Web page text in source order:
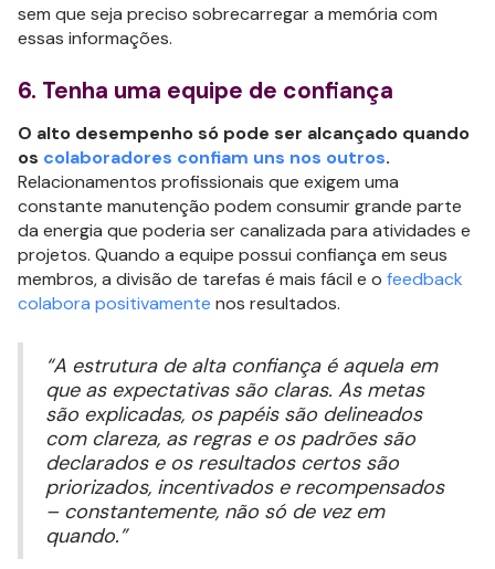
sem que seja preciso sobrecarregar a memória com
essas informações.
6. Tenha uma equipe de confiança
O alto desempenho só pode ser alcançado quando
os colaboradores confiam uns nos outros.
Relacionamentos profissionais que exigem uma
constante manutenção podem consumir grande parte
da energia que poderia ser canalizada para atividades e
projetos. Quando a equipe possui confiança em seus
membros, a divisão de tarefas é mais fácil e o feedback
colabora positivamente nos resultados.
“A estrutura de alta confiança é aquela em
que as expectativas são claras. As metas
são explicadas, os papéis são delineados
com clareza, as regras e os padrões são
declarados e os resultados certos são
priorizados, incentivados e recompensados
– constantemente, não só de vez em
quando.”